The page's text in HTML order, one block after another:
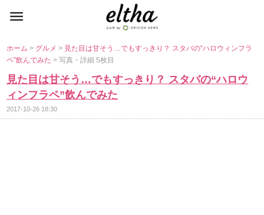
ホーム> グルメ> 見た目は甘そう…でもすっきり？ スタバの“ハロウィンフラ
ペ”飲んでみた> 写真・詳細 5枚目
見た目は甘そう…でもすっきり？ スタバの“ハロウ
ィンフラペ”飲んでみた
2017-10-26 18:30